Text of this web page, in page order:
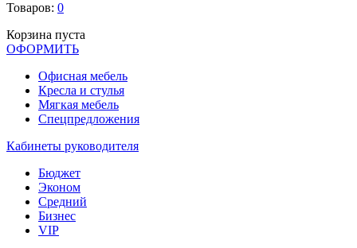
Товаров: 0
Корзина пуста
ОФОРМИТЬ
Офиcная мебель
Кресла и стулья
Мягкая мебель
Спецпредложения
Кабинеты руководителя
Бюджет
Эконом
Средний
Бизнес
VIP